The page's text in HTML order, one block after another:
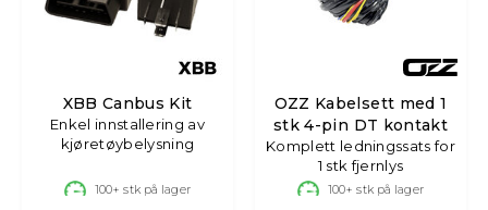
XBB Canbus Kit
Enkel innstallering av
kjøretøybelysning
100+ stk på lager
OZZ Kabelsett med 1
stk 4-pin DT kontakt
Komplett ledningssats for
1 stk fjernlys
100+ stk på lager